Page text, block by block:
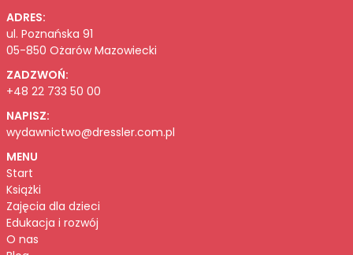
ADRES:
ul. Poznańska 91
05-850 Ożarów Mazowiecki
ZADZWOŃ:
+48 22 733 50 00
NAPISZ:
wydawnictwo@dressler.com.pl
MENU
Start
Książki
Zajęcia dla dzieci
Edukacja i rozwój
O nas